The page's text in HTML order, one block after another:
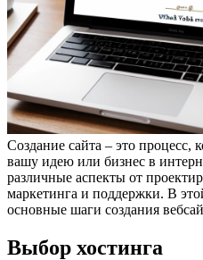
Создание сайта – это процесс,
вашу идею или бизнес в
различные аспекты от
маркетинга и поддержки. В
основные шаги создания
Выбор хостинга